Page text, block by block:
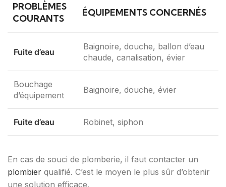
PROBLÈMES
COURANTS
ÉQUIPEMENTS CONCERNÉS
Fuite d’eau
Baignoire, douche, ballon d’eau
chaude, canalisation, évier
Bouchage
d’équipement
Baignoire, douche, évier
Fuite d’eau Robinet, siphon
En cas de souci de plomberie, il faut contacter un
plombier qualifié. C’est le moyen le plus sûr d’obtenir
une solution efficace.